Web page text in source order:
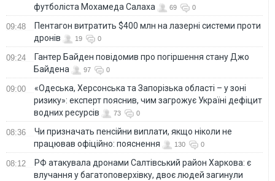
футболіста Мохамеда Салаха
69 0
09:48
Пентагон витратить $400 млн на лазерні системи проти
дронів
19 0
09:24
Гантер Байден повідомив про погіршення стану Джо
Байдена
97 0
09:00
«Одеська, Херсонська та Запорізька області – у зоні
ризику»: експерт пояснив, чим загрожує Україні дефіцит
водних ресурсів
73 0
08:36
Чи призначать пенсійни виплати, якщо ніколи не
працював офіційно: пояснення
130 0
08:12
РФ атакувала дронами Салтівський район Харкова: є
влучання у багатоповерхівку, двоє людей загинули